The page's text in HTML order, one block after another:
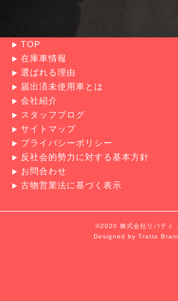
TOP
在庫車情報
選ばれる理由
届出済未使用車とは
会社紹介
スタッフブログ
サイトマップ
プライバシーポリシー
反社会的勢力に対する基本方針
お問合わせ
古物営業法に基づく表示
©2020 株式会社リバティ .
Designed by Tratto Brain